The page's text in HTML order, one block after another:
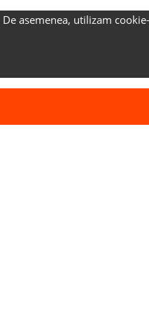
De asemenea, utilizam